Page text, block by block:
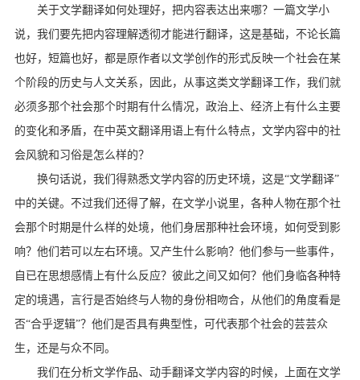
关于文学翻译如何处理好，把内容表达出来哪？一篇文学小
说，我们要先把内容理解透彻才能进行翻译，这是基础，不论长篇
也好，短篇也好，都是原作者以文学创作的形式反映一个社会在某
个阶段的历史与人文关系，因此，从事这类文学翻译工作，我们就
必须多那个社会那个时期有什么情况，政治上、经济上有什么主要
的变化和矛盾，在中英文翻译用语上有什么特点，文学内容中的社
会风貌和习俗是怎么样的？
换句话说，我们得熟悉文学内容的历史环境，这是“文学翻译”
中的关键。不过我们还得了解，在文学小说里，各种人物在那个社
会那个时期是什么样的处境，他们身居那种社会环境，如何受到影
响？他们若可以左右环境。又产生什么影响？他们参与一些事件，
自已在思想感情上有什么反应？彼此之间又如何？他们身临各种特
定的境遇，言行是否始终与人物的身份相吻合，从他们的角度看是
否“合乎逻辑”？他们是否具有典型性，可代表那个社会的芸芸众
生，还是与众不同。
我们在分析文学作品、动手翻译文学内容的时候，上面在文学